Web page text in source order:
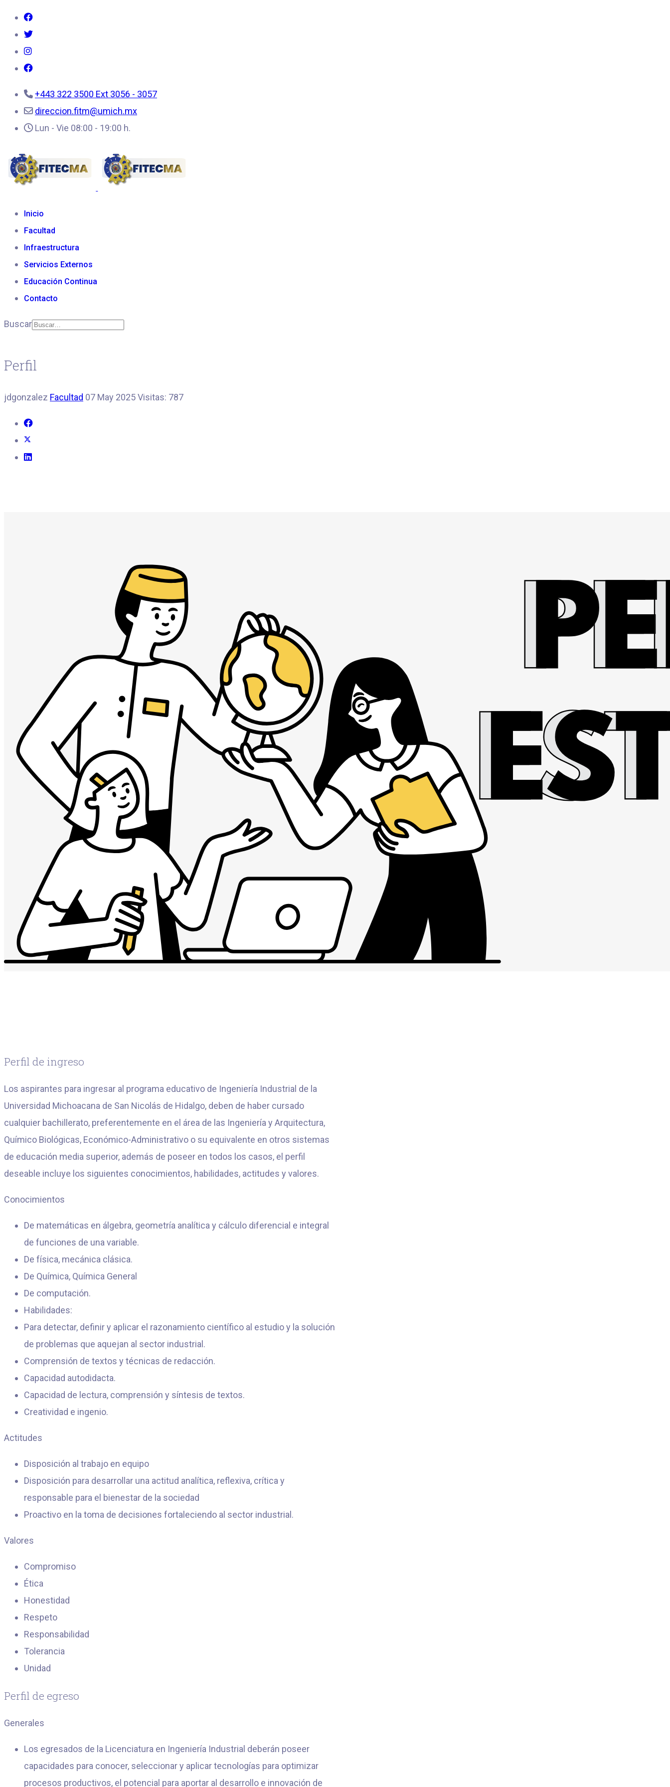
+443 322 3500 Ext 3056 - 3057
direccion.fitm@umich.mx
Lun - Vie 08:00 - 19:00 h.
Inicio
Facultad
Infraestructura
Servicios Externos
Educación Continua
Contacto
Buscar
Perfil
jdgonzalez Facultad 07 May 2025Visitas: 787
Perfil de ingreso
Los aspirantes para ingresar al programa educativo de Ingeniería Industrial de la
Universidad Michoacana de San Nicolás de Hidalgo, deben de haber cursado
cualquier bachillerato, preferentemente en el área de las Ingeniería y Arquitectura,
Químico Biológicas, Económico-Administrativo o su equivalente en otros sistemas
de educación media superior, además de poseer en todos los casos, el perfil
deseable incluye los siguientes conocimientos, habilidades, actitudes y valores.
Conocimientos
De matemáticas en álgebra, geometría analítica y cálculo diferencial e integral
de funciones de una variable.
De física, mecánica clásica.
De Química, Química General
De computación.
Habilidades:
Para detectar, definir y aplicar el razonamiento científico al estudio y la solución
de problemas que aquejan al sector industrial.
Comprensión de textos y técnicas de redacción.
Capacidad autodidacta.
Capacidad de lectura, comprensión y síntesis de textos.
Creatividad e ingenio.
Actitudes
Disposición al trabajo en equipo
Disposición para desarrollar una actitud analítica, reflexiva, crítica y
responsable para el bienestar de la sociedad
Proactivo en la toma de decisiones fortaleciendo al sector industrial.
Valores
Compromiso
Ética
Honestidad
Respeto
Responsabilidad
Tolerancia
Unidad
Perfil de egreso
Generales
Los egresados de la Licenciatura en Ingeniería Industrial deberán poseer
capacidades para conocer, seleccionar y aplicar tecnologías para optimizar
procesos productivos, el potencial para aportar al desarrollo e innovación de